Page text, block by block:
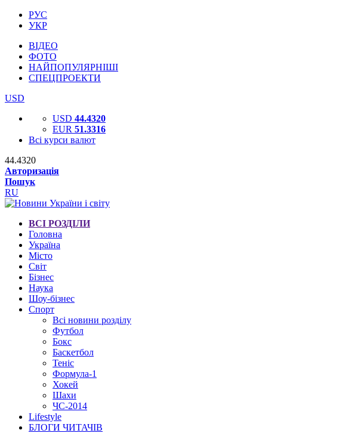
РУС
УКР
ВІДЕО
ФОТО
НАЙПОПУЛЯРНІШІ
СПЕЦПРОЕКТИ
USD
USD 44.4320
EUR 51.3316
Всі курси валют
44.4320
Авторизація
Пошук
RU
ВСІ РОЗДІЛИ
Головна
Україна
Місто
Світ
Бізнес
Наука
Шоу-бізнес
Спорт
Всі новини розділу
Футбол
Бокс
Баскетбол
Теніс
Формула-1
Хокей
Шахи
ЧС-2014
Lifestyle
БЛОГИ ЧИТАЧІВ